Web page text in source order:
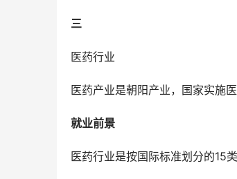
三
医药行业
医药产业是朝阳产业，国家实施
就业前景
医药行业是按国际标准划分的15